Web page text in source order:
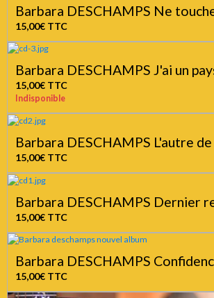
Barbara DESCHAMPS Ne
15,00€ TTC
Barbara DESCHAMPS J'ai un
15,00€ TTC
Indisponible
Barbara DESCHAMPS L'autre
15,00€ TTC
Barbara DESCHAMPS Dernier
15,00€ TTC
Barbara DESCHAMPS
15,00€ TTC